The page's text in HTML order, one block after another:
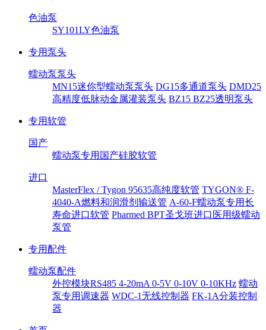
色油泵
SY101LY色油泵
专用泵头
蠕动泵泵头
MN15迷你型蠕动泵泵头 DG15多通道泵头 DMD25
高精度低脉动金属灌装泵头 BZ15 BZ25透明泵头
专用软管
国产
蠕动泵专用国产硅胶软管
进口
MasterFlex / Tygon 95635高纯度软管 TYGON® F-
4040-A燃料和润滑剂输送管 A-60-F蠕动泵专用长
寿命进口软管 Pharmed BPT圣戈班进口医用级蠕动
泵管
专用配件
蠕动泵配件
外控模块RS485 4-20mA 0-5V 0-10V 0-10KHz 蠕动
泵专用调速器 WDC-1无线控制器 FK-1A分装控制
器